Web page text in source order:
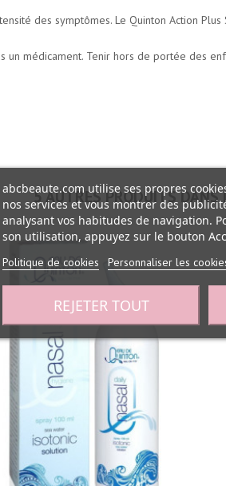
des symptômes. Le Quinton Action
un médicament. Tenir hors de portée des
5 AUTRES PRODUITS DANS
abcbeaute.com utilise ses propres
nos services et vous montrer des
analysant vos habitudes de navigation.
son utilisation, appuyez sur le bouton
Politique de cookies Personnaliser les
REJETER TOUT